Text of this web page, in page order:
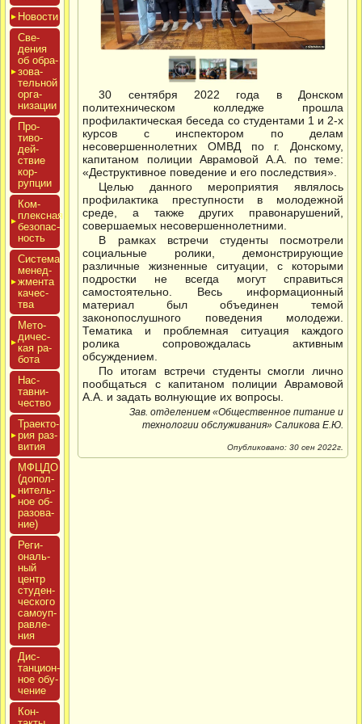
Новос­ти
Све­
дения
об об­ра­
зова­
тель­ной
ор­га­
низа­ции
Про­
тиво­
дей­
ствие
кор­
рупции
Ком­
плексная
бе­зопас­
ность
Сис­те­ма
ме­нед­
жмен­та
ка­чес­
тва
Мето­
дичес­
кая ра­
бота
Нас­
тавни­
чес­тво
Тра­ек­то­
рия раз­
ви­тия
МФЦДО
(до­пол­
ни­тель­
ное об­
ра­зова­
ние)
Реги­
ональ­
ный
центр
сту­ден­
ческо­го
са­мо­уп­
равле­
ния
Дис­
танци­он­
ное обу­
чение
Кон­
30 сентября 2022 года в Донском
политехническом колледже прошла
профилактическая беседа со студентами 1 и 2-х
курсов с инспектором по делам
несовершеннолетних ОМВД по г. Донскому,
капитаном полиции Аврамовой А.А. по теме:
«Деструктивное поведение и его последствия».
Целью данного мероприятия являлось
профилактика преступности в молодежной
среде, а также других правонарушений,
совершаемых несовершеннолетними.
В рамках встречи студенты посмотрели
социальные ролики, демонстрирующие
различные жизненные ситуации, с которыми
подростки не всегда могут справиться
самостоятельно. Весь информационный
материал был объединен темой
законопослушного поведения молодежи.
Тематика и проблемная ситуация каждого
ролика сопровождалась активным
обсуждением.
По итогам встречи студенты смогли лично
пообщаться с капитаном полиции Аврамовой
А.А. и задать волнующие их вопросы.
Зав. отделением «Общественное питание и
технологии обслуживания» Саликова Е.Ю.
Опубликовано: 30 сен 2022г.